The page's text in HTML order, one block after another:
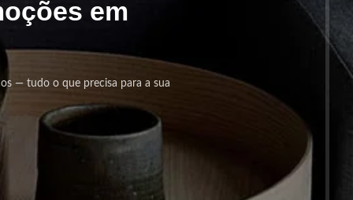
em
— tudo o que precisa para a sua